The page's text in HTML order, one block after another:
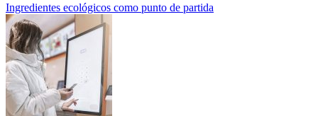
Ingredientes ecológicos como punto de partida